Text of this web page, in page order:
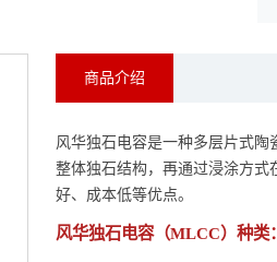
商品介绍
风华独石电容是一种多层片式陶
整体独石结构，再通过浸涂方式
好、成本低等优点。
风华独石电容（MLCC）种类